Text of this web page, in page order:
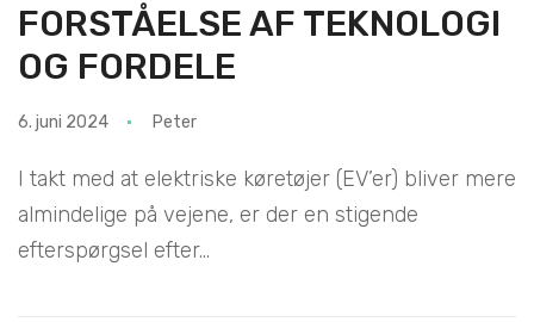
FORSTÅELSE AF TEKNOLOGI
OG FORDELE
6. juni 2024 Peter
I takt med at elektriske køretøjer (EV’er) bliver mere
almindelige på vejene, er der en stigende
efterspørgsel efter...